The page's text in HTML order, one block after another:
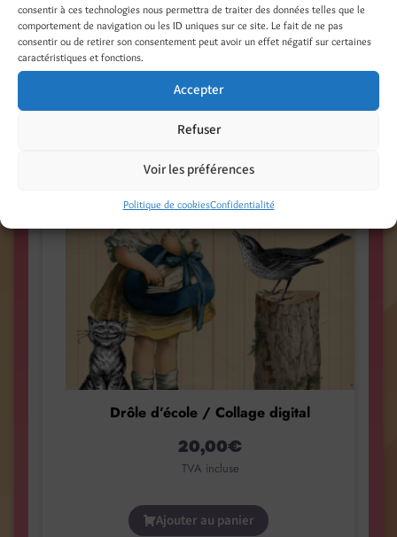
consentir à ces technologies nous permettra de traiter des données telles que le
comportement de navigation ou les ID uniques sur ce site. Le fait de ne pas
consentir ou de retirer son consentement peut avoir un effet négatif sur certaines
caractéristiques et fonctions.
Accepter
Refuser
Voir les préférences
Politique de cookiesConfidentialité
cartonnée
Produits similaires
Drôle d’école / Collage digital
20,00€
TVA incluse
Ajouter au panier